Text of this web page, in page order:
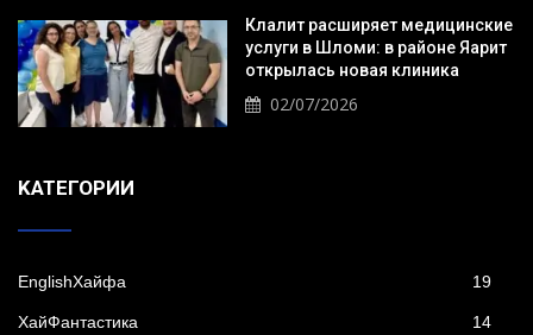
Клалит расширяет медицинские
услуги в Шломи: в районе Яарит
открылась новая клиника
02/07/2026
KАТЕГОРИИ
EnglishХайфа 19
XайФантастика 14